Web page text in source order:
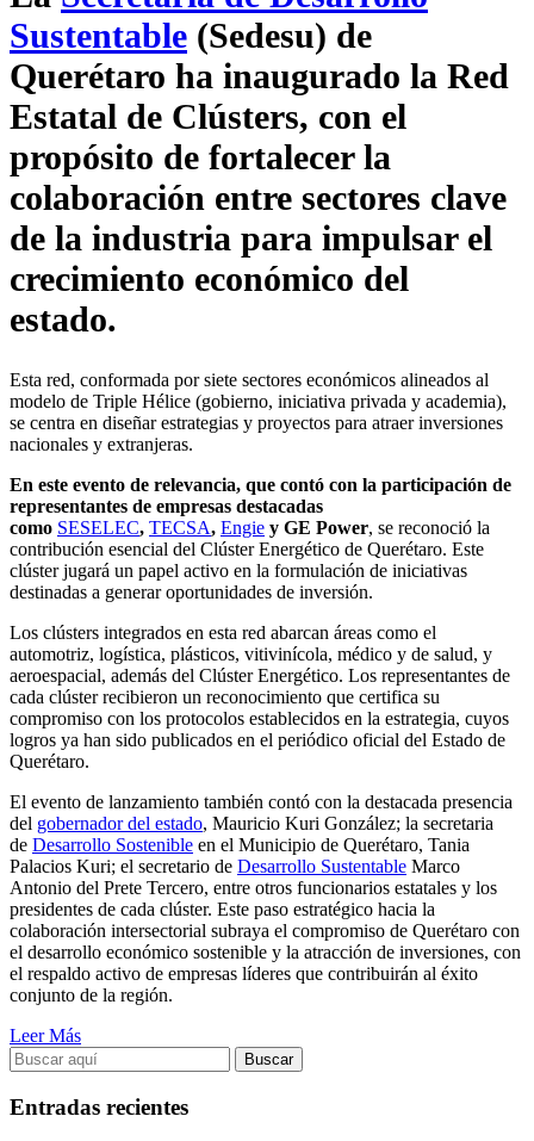
Sustentable (Sedesu) de
Querétaro ha inaugurado la Red
Estatal de Clústers, con el
propósito de fortalecer la
colaboración entre sectores clave
de la industria para impulsar el
crecimiento económico del
estado.
Esta red, conformada por siete sectores económicos alineados al
modelo de Triple Hélice (gobierno, iniciativa privada y academia),
se centra en diseñar estrategias y proyectos para atraer inversiones
nacionales y extranjeras.
En este evento de relevancia, que contó con la participación de
representantes de empresas destacadas
como SESELEC, TECSA, Engie y GE Power, se reconoció la
contribución esencial del Clúster Energético de Querétaro. Este
clúster jugará un papel activo en la formulación de iniciativas
destinadas a generar oportunidades de inversión.
Los clústers integrados en esta red abarcan áreas como el
automotriz, logística, plásticos, vitivinícola, médico y de salud, y
aeroespacial, además del Clúster Energético. Los representantes de
cada clúster recibieron un reconocimiento que certifica su
compromiso con los protocolos establecidos en la estrategia, cuyos
logros ya han sido publicados en el periódico oficial del Estado de
Querétaro.
El evento de lanzamiento también contó con la destacada presencia
del gobernador del estado, Mauricio Kuri González; la secretaria
de Desarrollo Sostenible en el Municipio de Querétaro, Tania
Palacios Kuri; el secretario de Desarrollo Sustentable Marco
Antonio del Prete Tercero, entre otros funcionarios estatales y los
presidentes de cada clúster. Este paso estratégico hacia la
colaboración intersectorial subraya el compromiso de Querétaro con
el desarrollo económico sostenible y la atracción de inversiones, con
el respaldo activo de empresas líderes que contribuirán al éxito
conjunto de la región.
Leer Más
Entradas recientes